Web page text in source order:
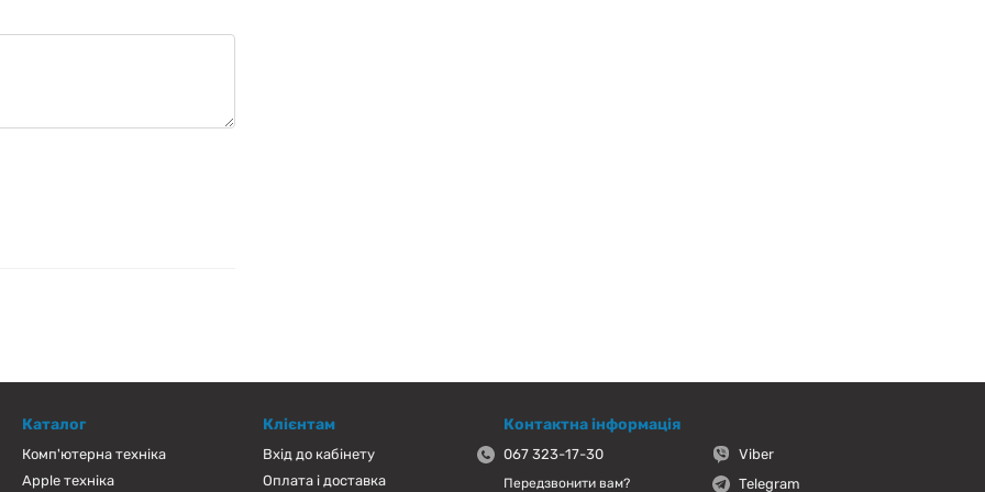
Каталог
Комп'ютерна техніка
Apple техніка
Клієнтам
Вхід до кабінету
Оплата і доставка
Контактна інформація
067 323-17-30
Передзвонити вам?
Viber
Telegram